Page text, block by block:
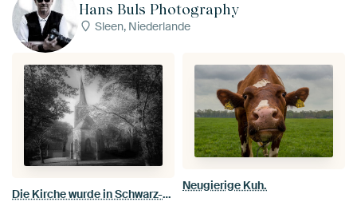
Hans Buls Photography
Sleen, Niederlande
Die Kirche wurde in Schwarz-Weiß fotografiert.
Neugierige Kuh.